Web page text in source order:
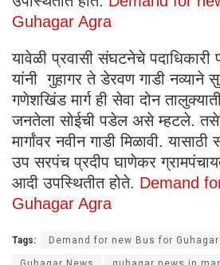
Guhagar Agra
यावेळी प्रवासी संघटनेचे
यांनी गुहागर ते डेरवण गाडी नव्याने
गणेशखिंड मार्ग ही सेवा दोन
जनतेला सोईची पडेल असे म्हटले.
मार्गांवर नवीन गाडी मिळावी.
उप सरपंच प्रदीप घाणेकर
आदी उपस्थितीत होते. Demand
Guhagar Agra
Tags: Demand for new Bus for Guhagar